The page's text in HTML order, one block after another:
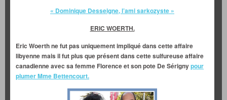
« Dominique Desseigne, l’ami sarkozyste »
ERIC WOERTH.
Eric Woerth ne fut pas uniquement impliqué dans cette affaire
libyenne mais il fut plus que présent dans cette sulfureuse affaire
canadienne avec sa femme Florence et son pote De Sérignypour
plumer Mme Bettencourt.